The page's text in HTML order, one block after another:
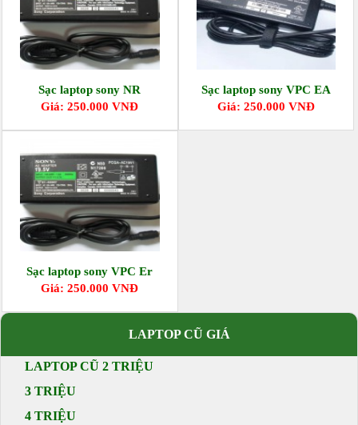
Sạc laptop sony NR
Giá: 250.000 VNĐ
Sạc laptop sony VPC EA
Giá: 250.000 VNĐ
Sạc laptop sony VPC Er
Giá: 250.000 VNĐ
LAPTOP CŨ GIÁ
LAPTOP CŨ 2 TRIỆU
3 TRIỆU
4 TRIỆU